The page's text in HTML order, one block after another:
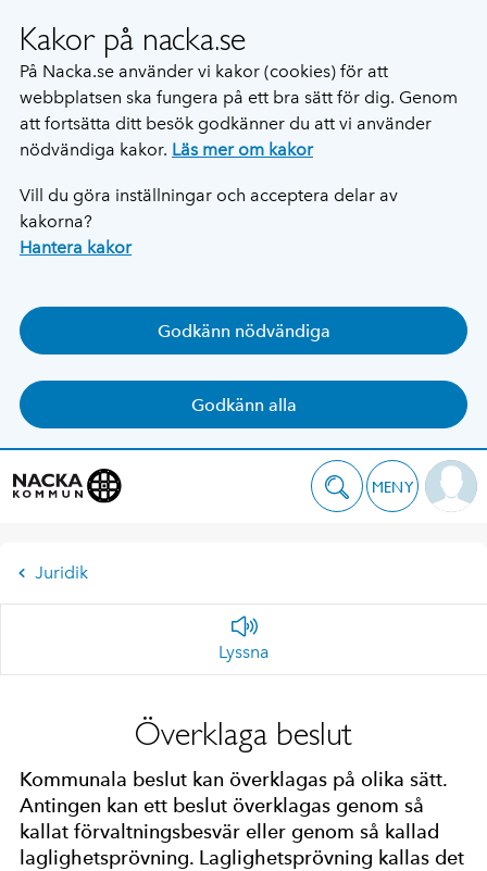
Kakor på nacka.se
På Nacka.se använder vi kakor (cookies) för att
webbplatsen ska fungera på ett bra sätt för dig. Genom
att fortsätta ditt besök godkänner du att vi använder
nödvändiga kakor. Läs mer om kakor
Vill du göra inställningar och acceptera delar av
kakorna?
Hantera kakor
Godkänn nödvändiga
Godkänn alla
MENY
Juridik
Lyssna
Överklaga beslut
Kommunala beslut kan överklagas på olika sätt.
Antingen kan ett beslut överklagas genom så
kallat förvaltningsbesvär eller genom så kallad
laglighetsprövning. Laglighetsprövning kallas det